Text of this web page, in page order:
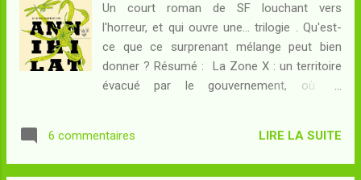
par conséquent la rubrique Les blogueurs
parlent aux blogueurs ! Et aujourd'hui, c'est
au tour de Nomic de nous parler de lui... 1.
Bonjour, peux-tu te présenter en deux mots
(tu peux être aussi bref que tu veux…jusqu’au
moins une chose, mon âge : 31 ans. Il me
Un court roman de SF louchant vers
l'horreur, et qui ouvre une... trilogie . Qu'est-
ce que ce surprenant mélange peut bien
donner ? Résumé : La Zone X : un territoire
évacué par le gouvernement, où se
percer les mystères, mais leurs membres
n'en reviennent en général pas, ou alors en
6 commentaires LIRE LA SUITE